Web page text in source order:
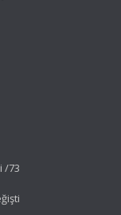
/73